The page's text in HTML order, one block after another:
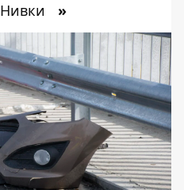
Нивки »